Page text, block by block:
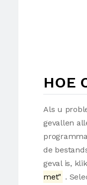
HOE
Als u
gevallen
de
geval is,
met" .